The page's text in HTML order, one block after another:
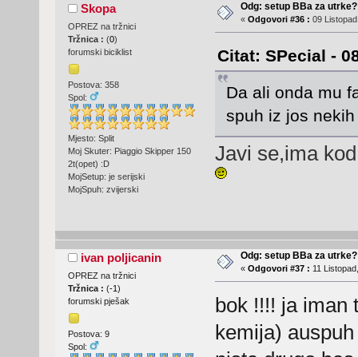
Skopa
OPREZ na tržnici
Tržnica : (0)
forumski biciklist
Postova: 358
Spol:
Mjesto: Split
Moj Skuter: Piaggio Skipper 150
2t(opet) :D
MojSetup: je serijski
MojSpuh: zvijerski
Odg: setup BBa za utrke?
« Odgovori #36 : 09
Citat: SPecial -
Da ali onda mu
spuh iz jos
Javi se,ima
ivan poljicanin
OPREZ na tržnici
Tržnica : (-1)
forumski pješak
Postova: 9
Spol:
Odg: setup BBa za utrke?
« Odgovori #37 : 11
bok !!!! ja iman
kemija)